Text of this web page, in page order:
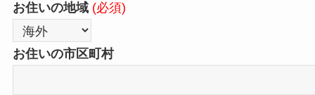
お住いの地域 (必須)
お住いの市区町村